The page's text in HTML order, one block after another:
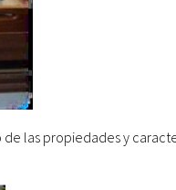
de las propiedades y